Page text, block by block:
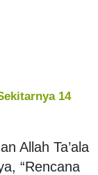
14
Allah Ta’ala
“Rencana